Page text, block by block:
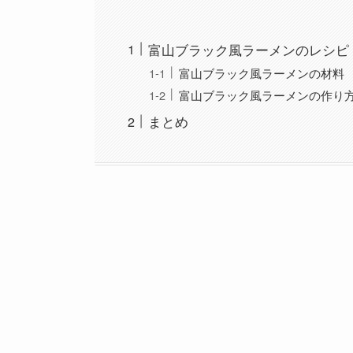
富山ブラック風ラーメンのレシピ
富山ブラック風ラーメンの材料
富山ブラック風ラーメンの作り
まとめ